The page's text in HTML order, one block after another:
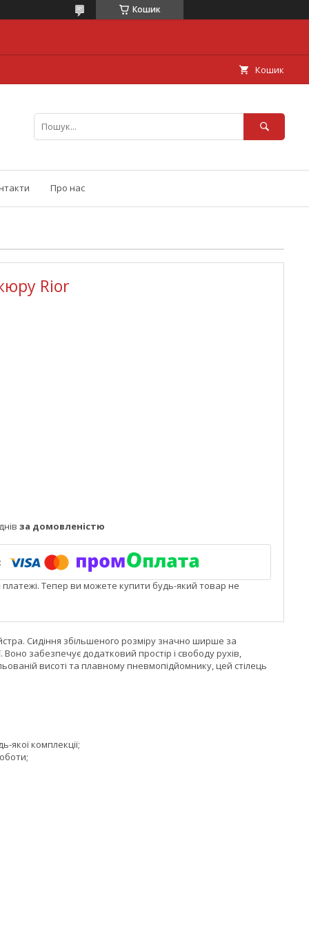
Кошик
Кошик
Про нас
Rior
за домовленістю
платежі. Тепер ви можете купити будь-який товар не
Сидіння збільшеного розміру значно ширше за
забезпечує додатковий простір і свободу рухів,
висоті та плавному пневмопідйомнику, цей стілець
якої комплекції;